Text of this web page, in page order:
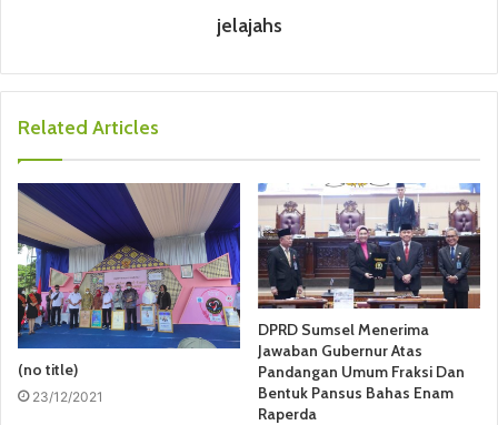
jelajahs
Related Articles
(no title)
23/12/2021
DPRD Sumsel Menerima
Jawaban Gubernur Atas
Pandangan Umum Fraksi Dan
Bentuk Pansus Bahas Enam
Raperda